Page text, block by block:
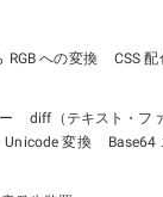
。
RGB への変換 CSS
diff（テキスト・フ
Unicode 変換 Base64